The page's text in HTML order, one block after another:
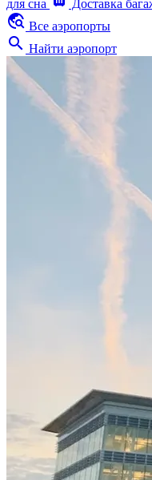
для сна
Доставка
travel_explore Все аэропорты
search Найти аэропорт